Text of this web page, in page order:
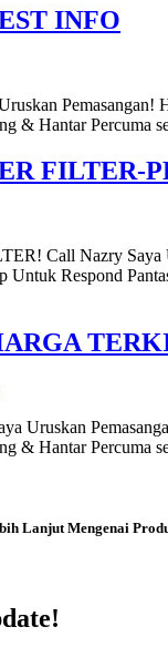
INFO
& Hantar
FILTER-
Call Nazry
Untuk Respond
Uruskan
& Hantar
Lanjut Mengenai